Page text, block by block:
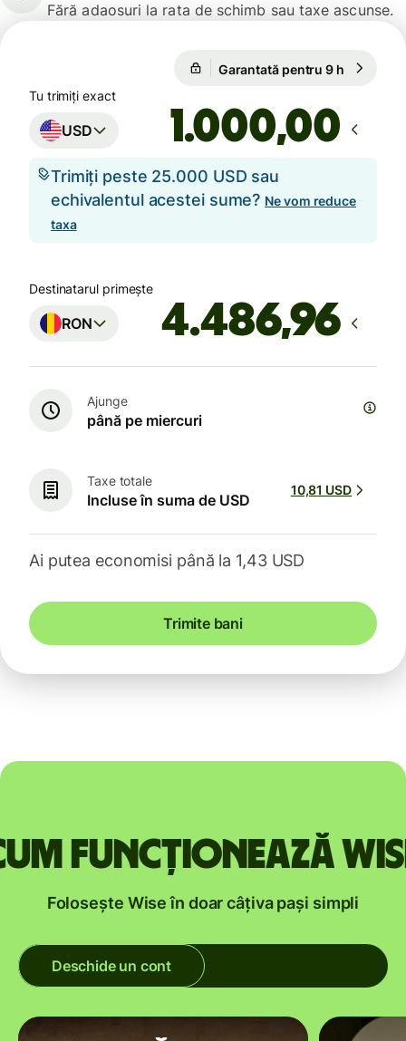
Fără adaosuri la rata de schimb sau taxe ascunse.
Garantată pentru 9 h
Tu trimiți exact
USD ,00
Trimiți peste 25.000 USD sau
echivalentul acestei sume? Ne vom reduce
taxa
Destinatarul primește
RON
Ajunge
până pe miercuri
Taxe totale
Incluse în suma de USD
10,81 USD
Ai putea economisi până la 1,43 USD
Trimite bani
funcționează
Folosește Wise în doar câțiva pași simpli
Deschide un cont